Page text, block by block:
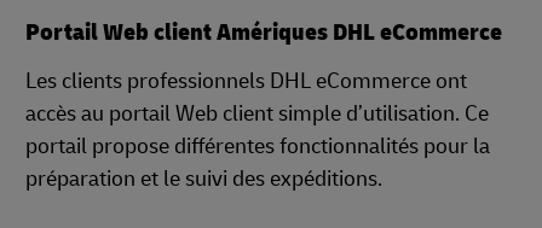
Portail Web client Amériques DHL eCommerce
Les clients professionnels DHL eCommerce ont
accès au portail Web client simple d’utilisation. Ce
portail propose différentes fonctionnalités pour la
préparation et le suivi des expéditions.